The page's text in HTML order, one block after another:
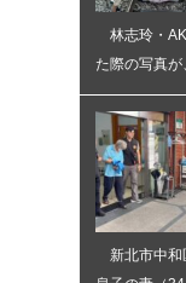
林志玲・
た際の写真
新北市中和